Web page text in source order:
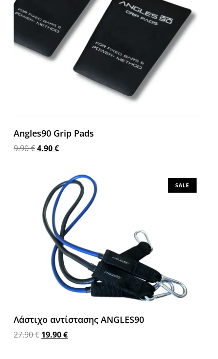
Angles90 Grip Pads
9.90€4.90€
SALE
Λάστιχο αντίστασης ANGLES90
27.90€ 19.90€